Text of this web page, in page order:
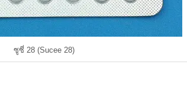
ซูซี่ 28 (Sucee 28)